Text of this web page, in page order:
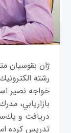
رشته
خواجه نصير
دريافت و
تدريس كرده